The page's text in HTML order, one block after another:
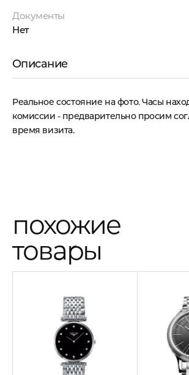
Документы
Нет
Описание
Реальное состояние на фото. Часы
комиссии - предварительно просим
время визита.
похожие
товары